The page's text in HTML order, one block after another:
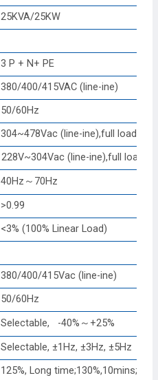
25KVA/25KW
3 P + N+ PE
380/400/415VAC (line-ine)
50/60Hz
304~478Vac (line-ine),full load
228V~304Vac (line-ine),full load;
40Hz～70Hz
>0.99
<3% (100% Linear Load)
380/400/415Vac (line-ine)
50/60Hz
Selectable, -40%～+25%
Selectable, ±1Hz, ±3Hz, ±5Hz
125%, Long